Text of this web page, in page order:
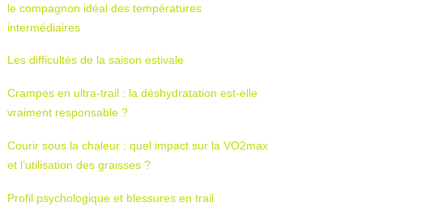
le compagnon idéal des températures
intermédiaires
Les difficultés de la saison estivale
Crampes en ultra-trail : la déshydratation est-elle
vraiment responsable ?
Courir sous la chaleur : quel impact sur la VO2max
et l’utilisation des graisses ?
Profil psychologique et blessures en trail